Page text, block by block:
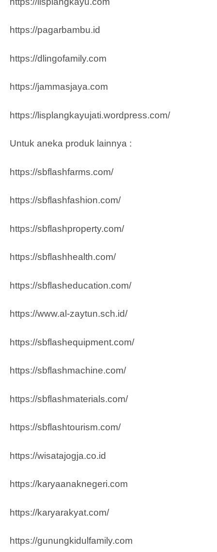
https://pagarbambu.id
https://dlingofamily.com
https://jammasjaya.com
https://lisplangkayujati.wordpress.com/
Untuk aneka produk lainnya :
https://sbflashfarms.com/
https://sbflashfashion.com/
https://sbflashproperty.com/
https://sbflashhealth.com/
https://sbflasheducation.com/
https://www.al-zaytun.sch.id/
https://sbflashequipment.com/
https://sbflashmachine.com/
https://sbflashmaterials.com/
https://sbflashtourism.com/
https://wisatajogja.co.id
https://karyaanaknegeri.com
https://karyarakyat.com/
https://gunungkidulfamily.com